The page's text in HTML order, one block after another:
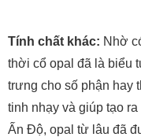
Tính chất khác: Nhờ
thời cổ opal đã là biểu
trưng cho số phận hay
tinh nhạy và giúp tạo
Ấn Độ, opal từ lâu đã